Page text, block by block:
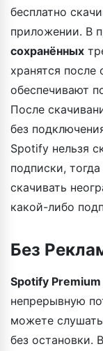
бесплатно
приложении. В
сохранённых
хранятся после
обеспечивают
После
без
Spotify нельзя
подписки,
скачивать
какой-либо
Без
Spotify
непрерывную
можете
без остановки.